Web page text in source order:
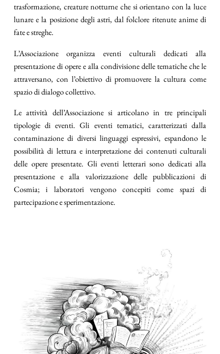
trasformazione, creature notturne che si orientano con la luce
lunare e la posizione degli astri, dal folclore ritenute anime di
fate e streghe.
L’Associazione organizza eventi culturali dedicati alla
presentazione di opere e alla condivisione delle tematiche che le
attraversano, con l’obiettivo di promuovere la cultura come
spazio di dialogo collettivo.
Le attività dell’Associazione si articolano in tre principali
tipologie di eventi. Gli eventi tematici, caratterizzati dalla
contaminazione di diversi linguaggi espressivi, espandono le
possibilità di lettura e interpretazione dei contenuti culturali
delle opere presentate. Gli eventi letterari sono dedicati alla
presentazione e alla valorizzazione delle pubblicazioni di
Cosmia; i laboratori vengono concepiti come spazi di
partecipazione e sperimentazione.